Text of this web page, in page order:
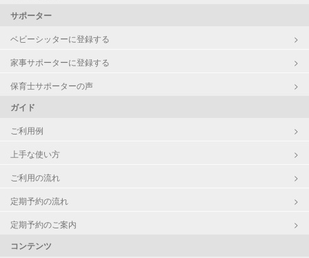
レッスン
お子様の撮影
サポーター
ベビーシッターに登録する
家事サポーターに登録する
保育士サポーターの声
ガイド
ご利用例
上手な使い方
ご利用の流れ
定期予約の流れ
定期予約のご案内
コンテンツ